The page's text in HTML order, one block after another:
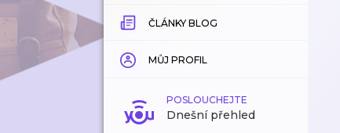
KATALOG
KATEGORIE
ZÁLOŽKY
ČLÁNKY BLOG
MŮJ PROFIL
POSLOUCHEJTE
Dnešní přehled